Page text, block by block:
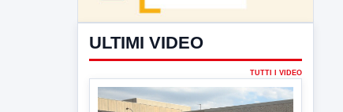
▶
5 AGOSTO 2026